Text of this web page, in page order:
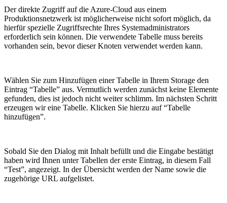
Der direkte Zugriff auf die Azure-Cloud aus einem
Produktionsnetzwerk ist möglicherweise nicht sofort möglich, da
hierfür spezielle Zugriffsrechte Ihres Systemadministrators
erforderlich sein können. Die verwendete Tabelle muss bereits
vorhanden sein, bevor dieser Knoten verwendet werden kann.
Wählen Sie zum Hinzufügen einer Tabelle in Ihrem Storage den
Eintrag “Tabelle” aus. Vermutlich werden zunächst keine Elemente
gefunden, dies ist jedoch nicht weiter schlimm. Im nächsten Schritt
erzeugen wir eine Tabelle. Klicken Sie hierzu auf “Tabelle
hinzufügen”.
Sobald Sie den Dialog mit Inhalt befüllt und die Eingabe bestätigt
haben wird Ihnen unter Tabellen der erste Eintrag, in diesem Fall
“Test”, angezeigt. In der Übersicht werden der Name sowie die
zugehörige URL aufgelistet.